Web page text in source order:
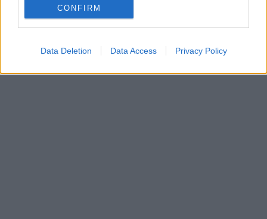
CONFIRM
Data Deletion Data Access Privacy Policy
Netoli Omano krantų
liejasi nafta
loterijos bilietas